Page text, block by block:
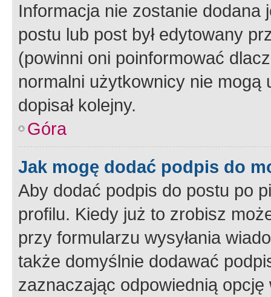
Informacja nie zostanie dodana
postu lub post był edytowany
(powinni oni poinformować
normalni użytkownicy nie
dopisał kolejny.
Góra
Jak mogę dodać podpis do
Aby dodać podpis do postu po
profilu. Kiedy już to zrobisz
przy formularzu wysyłania
także domyślnie dodawać
zaznaczając odpowiednią